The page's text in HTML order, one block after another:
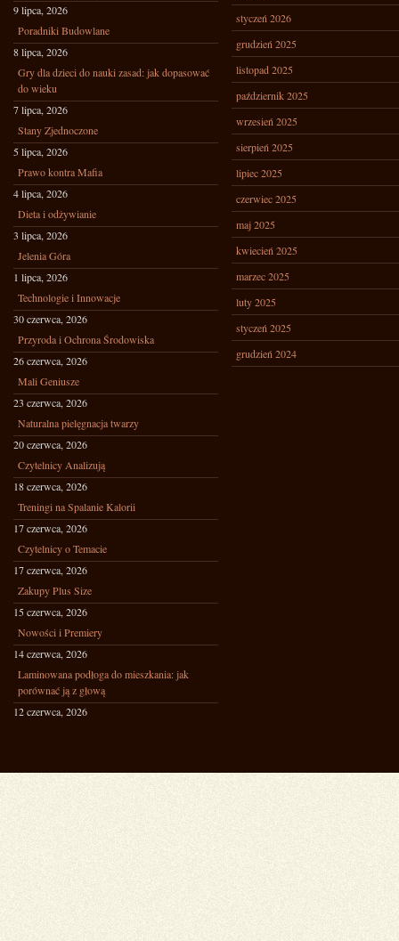
9 lipca, 2026
Poradniki Budowlane
8 lipca, 2026
Gry dla dzieci do nauki zasad: jak dopasować
do wieku
7 lipca, 2026
Stany Zjednoczone
5 lipca, 2026
Prawo kontra Mafia
4 lipca, 2026
Dieta i odżywianie
3 lipca, 2026
Jelenia Góra
1 lipca, 2026
Technologie i Innowacje
30 czerwca, 2026
Przyroda i Ochrona Środowiska
26 czerwca, 2026
Mali Geniusze
23 czerwca, 2026
Naturalna pielęgnacja twarzy
20 czerwca, 2026
Czytelnicy Analizują
18 czerwca, 2026
Treningi na Spalanie Kalorii
17 czerwca, 2026
Czytelnicy o Temacie
17 czerwca, 2026
Zakupy Plus Size
15 czerwca, 2026
Nowości i Premiery
14 czerwca, 2026
Laminowana podłoga do mieszkania: jak
porównać ją z głową
12 czerwca, 2026
styczeń 2026
grudzień 2025
listopad 2025
październik 2025
wrzesień 2025
sierpień 2025
lipiec 2025
czerwiec 2025
maj 2025
kwiecień 2025
marzec 2025
luty 2025
styczeń 2025
grudzień 2024